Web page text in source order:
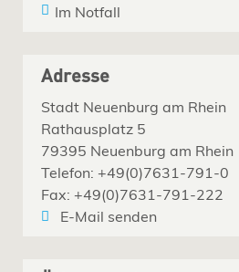
Im Notfall
Adresse
Stadt Neuenburg am Rhein
Rathausplatz 5
79395 Neuenburg am Rhein
Telefon: +49(0)7631-791-0
Fax: +49(0)7631-791-222
E-Mail senden